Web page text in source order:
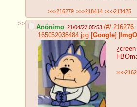
>>>216279 >>>218414 >>>218425
>> Anónimo 21/04/22 05:53 /#/ 216276
165052038484.jpg [Google] [
¿creen